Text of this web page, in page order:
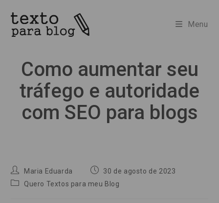
para
conteúdo
Menu
Como aumentar seu
tráfego e autoridade
com SEO para blogs
Autor
do
post:
Maria Eduarda
Post30 de agosto de 2023
Categoria
Quero Textos para meu Blog